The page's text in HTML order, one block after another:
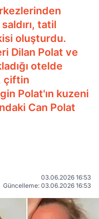
tatil
oluşturdu.
Dilan Polat ve
otelde
çiftin
Polat'ın kuzeni
Can Polat
03.06.2026 16:53
Güncelleme: 03.06.2026 16:53